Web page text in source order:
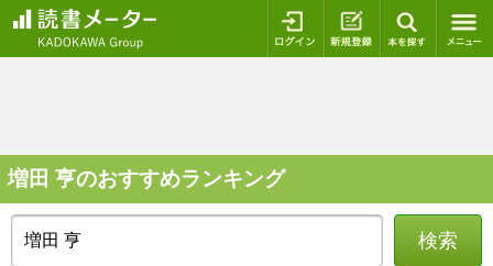
ログイン 新規登録
増田 亨のおすすめランキング
検索